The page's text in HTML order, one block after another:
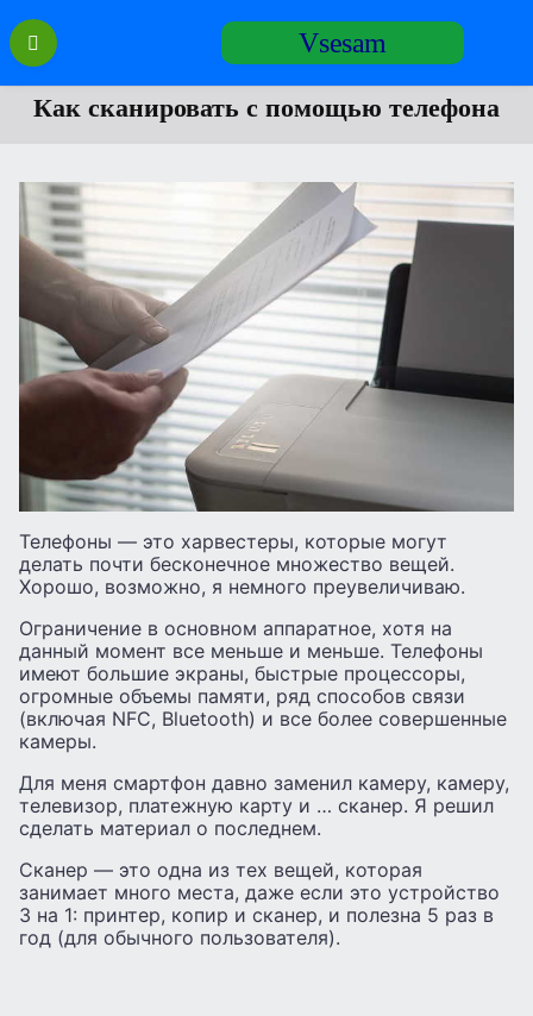
Перейти
содержанию
Vsesam
Как сканировать с помощью телефона
Телефоны — это харвестеры, которые могут
делать почти бесконечное множество вещей.
Хорошо, возможно, я немного преувеличиваю.
Ограничение в основном аппаратное, хотя на
данный момент все меньше и меньше. Телефоны
имеют большие экраны, быстрые процессоры,
огромные объемы памяти, ряд способов связи
(включая NFC, Bluetooth) и все более совершенные
камеры.
Для меня смартфон давно заменил камеру, камеру,
телевизор, платежную карту и … сканер. Я решил
сделать материал о последнем.
Сканер — это одна из тех вещей, которая
занимает много места, даже если это устройство
3 на 1: принтер, копир и сканер, и полезна 5 раз в
год (для обычного пользователя).